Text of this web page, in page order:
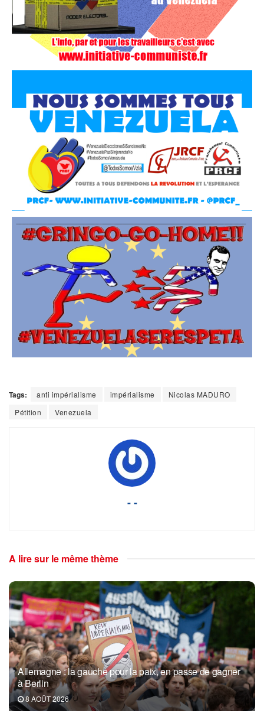
Tags: anti impérialisme impérialisme
Nicolas MADURO
Pétition
Venezuela
- -
A lire sur le même thème
Allemagne : la gauche pour la paix, en passe de gagner
à Berlin
8 AOÛT 2026